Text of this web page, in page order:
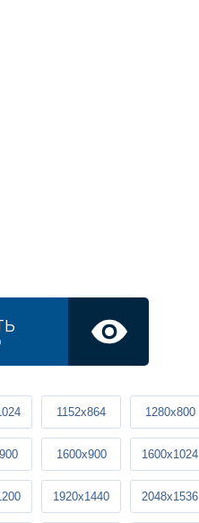
1152x864 1280x800
1600x900 1600x1024
1920x1440 2048x1536